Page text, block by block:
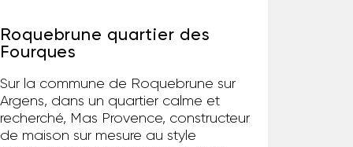
Roquebrune quartier des
Fourques
Sur la commune de Roquebrune sur
Argens, dans un quartier calme et
recherché, Mas Provence, constructeur
de maison sur mesure au style